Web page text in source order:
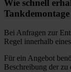
Wie schnell
Bei Anfragen zur
Regel innerhalb
Für ein Angebot
Beschreibung der zu